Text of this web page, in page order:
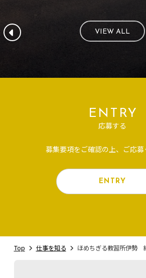
VIEW ALL
ENTRY
応募する
募集要項をご確認の上、ご応募
ENTRY
Top 仕事を知る ほめちぎる教習所伊勢